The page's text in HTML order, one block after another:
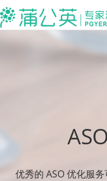
优秀的 ASO 优化服